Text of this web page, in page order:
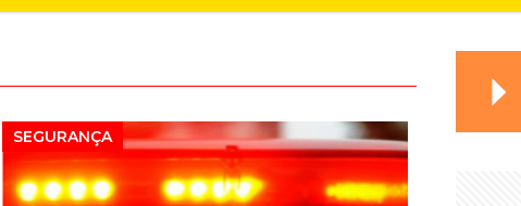
SEGURANÇA